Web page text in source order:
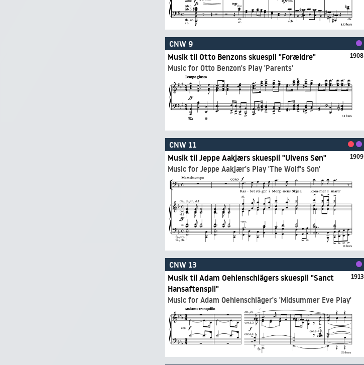
CNW 9
1908
Musik til Otto Benzons skuespil "Forældre"
Music for Otto Benzon's Play 'Parents'
CNW 11
1909
Musik til Jeppe Aakjærs skuespil "Ulvens Søn"
Music for Jeppe Aakjær's Play 'The Wolf's Son'
CNW 13
1913
Musik til Adam Oehlenschlägers skuespil "Sanct
Hansaftenspil"
Music for Adam Oehlenschläger's 'Midsummer Eve Play'